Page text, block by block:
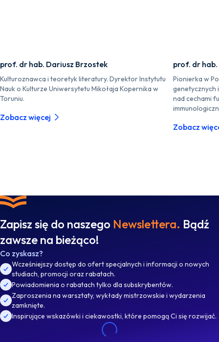
prof. dr hab. Dariusz Brzostek
Kulturoznawca i teoretyk literatury. Dyrektor Instytutu
Nauk o Kulturze Uniwersytetu Mikołaja Kopernika w
Toruniu.
Zobacz więcej
prof. dr
Pionierka w
genetycznych
nad cechami
Zobacz
Zapisz się do naszego Newslettera. Bądź
zawsze na bieżąco!
Co zyskasz?
Wcześniejszy dostęp do ofert specjalnych i informacji o nowych
studiach, promocji oraz rabatach.
Powiadomienia o rabatach tylko dla subskrybentów.
Zaproszenia na warsztaty, wykłady mistrzowskie i wydarzenia
zamknięte.
Inspirujące wskazówki i ciekawostki, które pomogą Ci się rozwijać.